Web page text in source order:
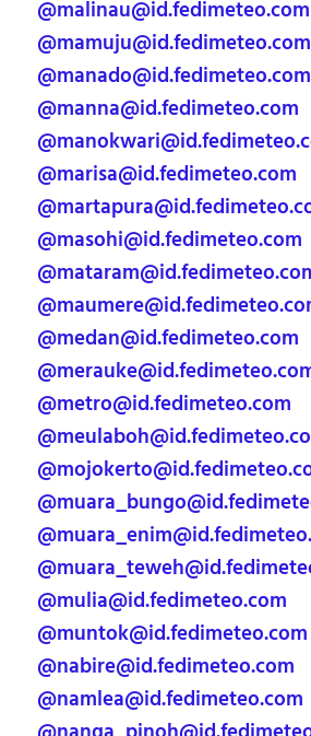
@malinau@id.fedimeteo.com
@mamuju@id.fedimeteo.com
@manado@id.fedimeteo.com
@manna@id.fedimeteo.com
@marisa@id.fedimeteo.com
@masohi@id.fedimeteo.com
@medan@id.fedimeteo.com
@metro@id.fedimeteo.com
@mulia@id.fedimeteo.com
@muntok@id.fedimeteo.com
@nabire@id.fedimeteo.com
@namlea@id.fedimeteo.com